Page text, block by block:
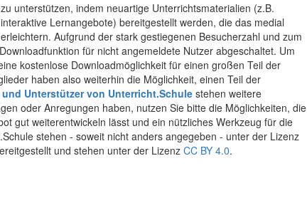
unterstützen, indem neuartige Unterrichtsmaterialien (z.B.
Lernangebote) bereitgestellt werden, die das medial
Aufgrund der stark gestiegenen Besucherzahl und zum
für nicht angemeldete Nutzer abgeschaltet. Um
kostenlose Downloadmöglichkeit für einen großen Teil der
haben also weiterhin die Möglichkeit, einen Teil der
Unterstützer von Unterricht.Schule stehen weitere
oder Anregungen haben, nutzen Sie bitte die Möglichkeiten, die
gut weiterentwickeln lässt und ein nützliches Werkzeug für die
stehen - soweit nicht anders angegeben - unter der Lizenz
und stehen unter der Lizenz CC BY 4.0.